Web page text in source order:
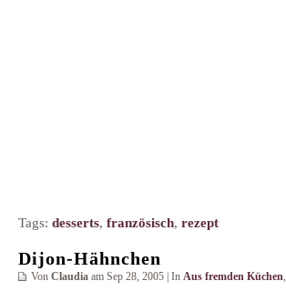
Tags: desserts, französisch, rezept
Dijon-Hähnchen
Von Claudia am Sep 28, 2005 | In Aus fremden Küchen,